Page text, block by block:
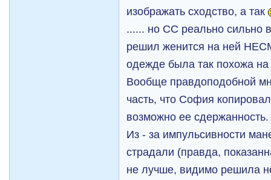
изображать сходство, а так
...... но СС реально
решил женится на ней
одежде была так похожа
Вообще правдоподобной
часть, что София
возможно ее сдержанность.
Из - за импульсивности
страдали (правда,
не лучше, видимо решила